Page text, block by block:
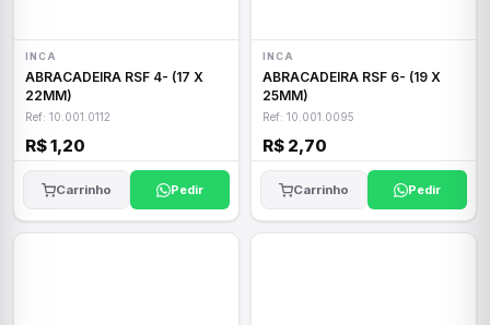
INCA
ABRACADEIRA RSF 4- (17 X
22MM)
Ref: 10.001.0112
R$ 1,20
Carrinho Pedir
INCA
ABRACADEIRA RSF 6- (19 X
25MM)
Ref: 10.001.0095
R$ 2,70
Carrinho Pedir